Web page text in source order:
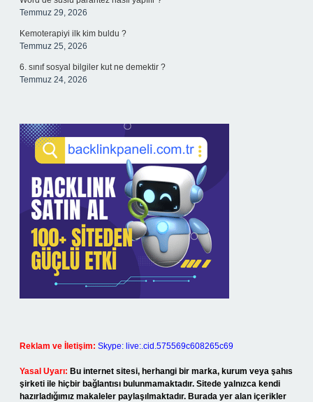
Temmuz 29, 2026
Kemoterapiyi ilk kim buldu ?
Temmuz 25, 2026
6. sınıf sosyal bilgiler kut ne demektir ?
Temmuz 24, 2026
Reklam ve İletişim: Skype: live:.cid.575569c608265c69
Yasal Uyarı: Bu internet sitesi, herhangi bir marka, kurum veya şahıs
şirketi ile hiçbir bağlantısı bulunmamaktadır. Sitede yalnızca kendi
hazırladığımız makaleler paylaşılmaktadır. Burada yer alan içerikler